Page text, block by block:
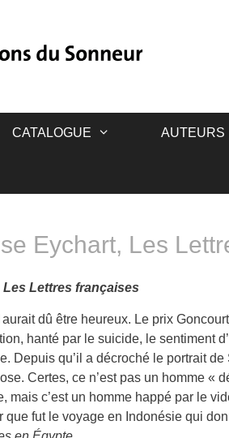
CATALOGUE AUTEURS
Eychart, Les
Les Lettres françaises
dû être heureux. Le prix
hanté par le suicide, le sentiment
Depuis qu’il a décroché le portrait
Certes, ce n’est pas un homme «
mais c’est un homme happé par le
que fut le voyage en Indonésie qui